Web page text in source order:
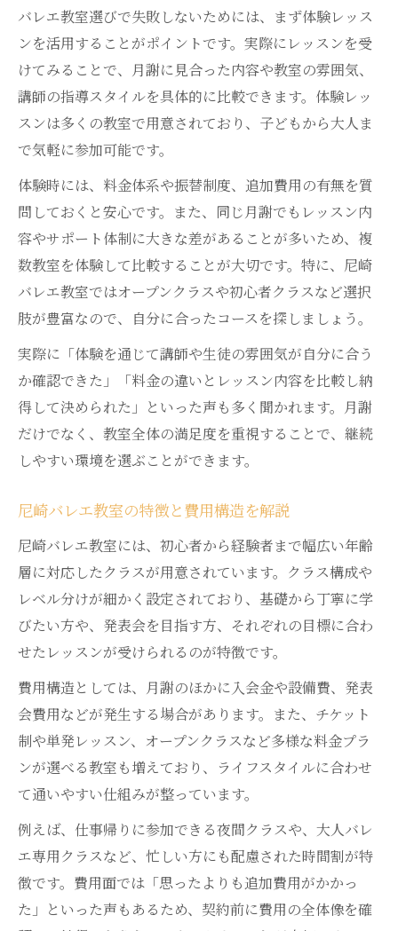
バレエ教室選びで失敗しないためには、まず体験レッス
ンを活用することがポイントです。実際にレッスンを受
けてみることで、月謝に見合った内容や教室の雰囲気、
講師の指導スタイルを具体的に比較できます。体験レッ
スンは多くの教室で用意されており、子どもから大人ま
で気軽に参加可能です。
体験時には、料金体系や振替制度、追加費用の有無を質
問しておくと安心です。また、同じ月謝でもレッスン内
容やサポート体制に大きな差があることが多いため、複
数教室を体験して比較することが大切です。特に、尼崎
バレエ教室ではオープンクラスや初心者クラスなど選択
肢が豊富なので、自分に合ったコースを探しましょう。
実際に「体験を通じて講師や生徒の雰囲気が自分に合う
か確認できた」「料金の違いとレッスン内容を比較し納
得して決められた」といった声も多く聞かれます。月謝
だけでなく、教室全体の満足度を重視することで、継続
しやすい環境を選ぶことができます。
尼崎バレエ教室の特徴と費用構造を解説
尼崎バレエ教室には、初心者から経験者まで幅広い年齢
層に対応したクラスが用意されています。クラス構成や
レベル分けが細かく設定されており、基礎から丁寧に学
びたい方や、発表会を目指す方、それぞれの目標に合わ
せたレッスンが受けられるのが特徴です。
費用構造としては、月謝のほかに入会金や設備費、発表
会費用などが発生する場合があります。また、チケット
制や単発レッスン、オープンクラスなど多様な料金プラ
ンが選べる教室も増えており、ライフスタイルに合わせ
て通いやすい仕組みが整っています。
例えば、仕事帰りに参加できる夜間クラスや、大人バレ
エ専用クラスなど、忙しい方にも配慮された時間割が特
徴です。費用面では「思ったよりも追加費用がかかっ
た」といった声もあるため、契約前に費用の全体像を確